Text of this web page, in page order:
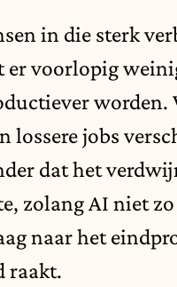
in die sterk
er voorlopig
worden.
lossere jobs
dat het
zolang AI niet
naar het
raakt.